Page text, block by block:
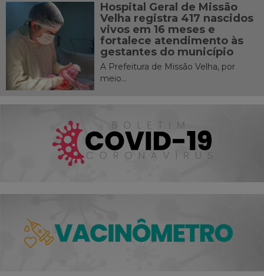
Hospital Geral de Missão
Velha registra 417 nascidos
vivos em 16 meses e
fortalece atendimento às
gestantes do município
A Prefeitura de Missão Velha, por
meio...